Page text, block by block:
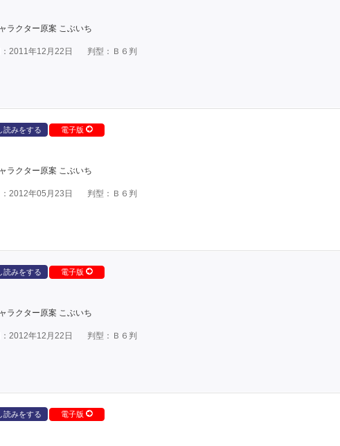
ラクター原案 こぶいち
2011年12月22日 判型：Ｂ６判
読みをする 電子版
ラクター原案 こぶいち
2012年05月23日 判型：Ｂ６判
読みをする 電子版
ラクター原案 こぶいち
2012年12月22日 判型：Ｂ６判
読みをする 電子版